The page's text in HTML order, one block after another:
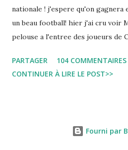
nationale ! j'espere qu'on
un beau football! hier j'ai cru voir
pelouse a l'entree des joueurs de
instances internationales.( Je me
est due cette absence !). Anyway...
PARTAGER
104 COMMENTAIRES
CONTINUER À LIRE LE POST>>
Fourni par